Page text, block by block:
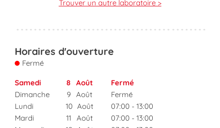
Trouver un autre laboratoire >
Horaires d'ouverture
Fermé
Samedi 8 Août
Fermé
Dimanche
9 Août
Fermé
Lundi
10 Août 07:00 - 13:00
Mardi
11 Août 07:00 - 13:00